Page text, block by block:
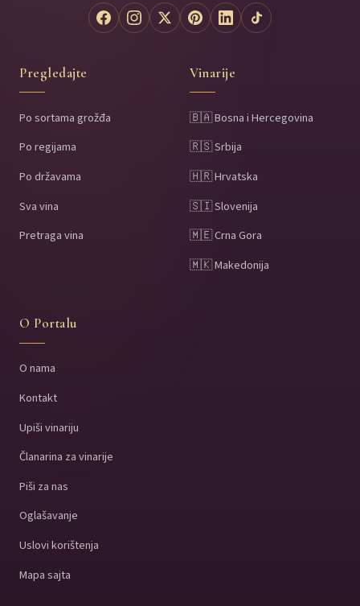
Pregledajte
Po sortama grožđa
Po regijama
Po državama
Sva vina
Pretraga vina
Vinarije
🇧🇦 Bosna i Hercegovina
🇷🇸 Srbija
🇭🇷 Hrvatska
🇸🇮 Slovenija
🇲🇪 Crna Gora
🇲🇰 Makedonija
O Portalu
O nama
Kontakt
Upiši vinariju
Članarina za vinarije
Piši za nas
Oglašavanje
Uslovi korištenja
Mapa sajta